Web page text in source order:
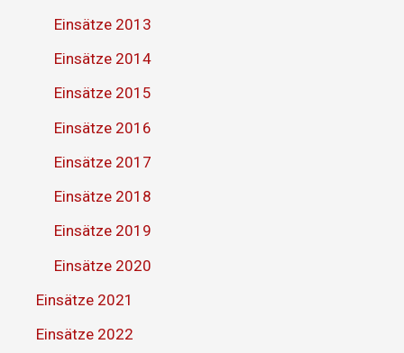
Einsätze 2013
Einsätze 2014
Einsätze 2015
Einsätze 2016
Einsätze 2017
Einsätze 2018
Einsätze 2019
Einsätze 2020
Einsätze 2021
Einsätze 2022